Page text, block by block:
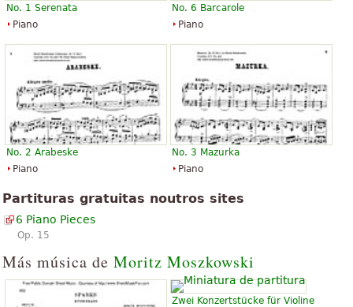
No. 1 Serenata
Piano
No. 6 Barcarole
Piano
No. 2 Arabeske
Piano
No. 3 Mazurka
Piano
Partituras gratuitas noutros sites
6 Piano Pieces
Op. 15
Más música de Moritz Moszkowski
Zwei Konzertstücke für Violine